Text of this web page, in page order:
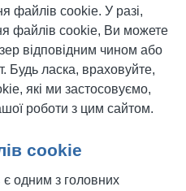
файлів cookie. У разі,
файлів cookie, Ви можете
відповідним чином або
Будь ласка, враховуйте,
які ми застосовуємо,
роботи з цим сайтом.
cookie
є одним з головних